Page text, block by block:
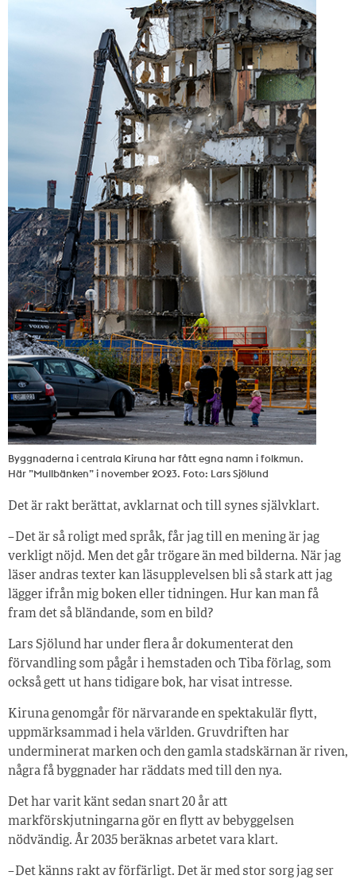
Byggnaderna i centrala Kiruna har fått egna namn i folkmun.
Här ”Mullbänken” i november 2023. Foto: Lars Sjölund
Det är rakt berättat, avklarnat och till synes självklart.
– Det är så roligt med språk, får jag till en mening är jag
verkligt nöjd. Men det går trögare än med bilderna. När jag
läser andras texter kan läsupplevelsen bli så stark att jag
lägger ifrån mig boken eller tidningen. Hur kan man få
fram det så bländande, som en bild?
Lars Sjölund har under flera år dokumenterat den
förvandling som pågår i hemstaden och Tiba förlag, som
också gett ut hans tidigare bok, har visat intresse.
Kiruna genomgår för närvarande en spektakulär flytt,
uppmärksammad i hela världen. Gruvdriften har
underminerat marken och den gamla stadskärnan är riven,
några få byggnader har räddats med till den nya.
Det har varit känt sedan snart 20 år att
markförskjutningarna gör en flytt av bebyggelsen
nödvändig. År 2035 beräknas arbetet vara klart.
– Det känns rakt av förfärligt. Det är med stor sorg jag ser